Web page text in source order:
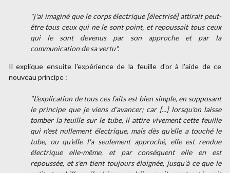
"j'ai imaginé que le corps électrique [électrisé] attirait peut-
être tous ceux qui ne le sont point, et repoussait tous ceux
qui le sont devenus par son approche et par la
communication de sa vertu".
Il explique ensuite l'expérience de la feuille d'or à l'aide de ce
nouveau principe :
"L'explication de tous ces faits est bien simple, en supposant
le principe que je viens d'avancer; car [...] lorsqu'on laisse
tomber la feuille sur le tube, il attire vivement cette feuille
qui n'est nullement électrique, mais dès qu'elle a touché le
tube, ou qu'elle l'a seulement approché, elle est rendue
électrique elle-même, et par conséquent elle en est
repoussée, et s'en tient toujours éloignée, jusqu'à ce que le